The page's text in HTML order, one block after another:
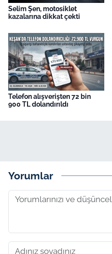
Selim Şen, motosiklet
kazalarına dikkat çekti
Telefon alışverişten 72 bin
900 TL dolandırıldı
Yorumlar